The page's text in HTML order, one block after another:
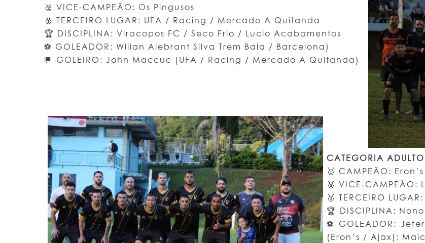
🥈 VICE-CAMPEÃO: Os Pingusos
🥉 TERCEIRO LUGAR: UFA / Racing / Mercado A Quitanda
🏆 DISCIPLINA: Viracopos FC / Seco Frio / Lucio Acabamentos
⚽ GOLEADOR: Wilian Alebrant Silva Trem Bala / Barcelona)
🥅 GOLEIRO: John Maccuc (UFA / Racing / Mercado A Quitanda)
CATEGORIA
🥇 CAMPEÃO:
🥈 VICE-CAMPEÃO:
🥉 TERCEIRO
🏆 DISCIPLINA:
⚽ GOLEADOR:
(Eron’s / Ajax);